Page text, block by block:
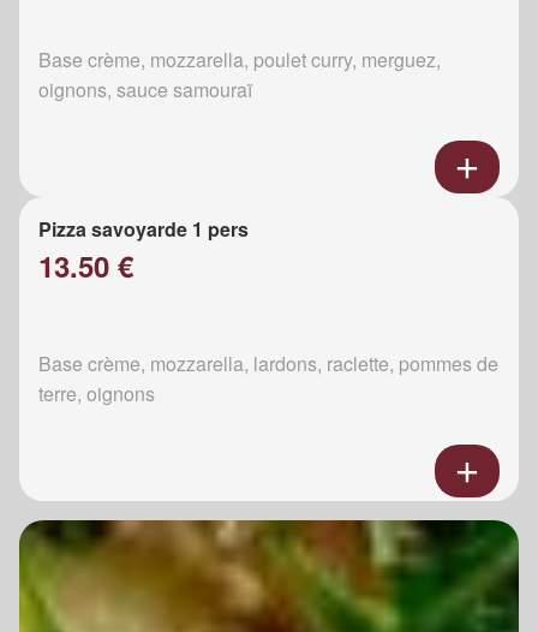
Base crème, mozzarella, poulet curry, merguez,
oignons, sauce samouraï
Pizza savoyarde 1 pers
13.50 €
Base crème, mozzarella, lardons, raclette, pommes de
terre, oignons